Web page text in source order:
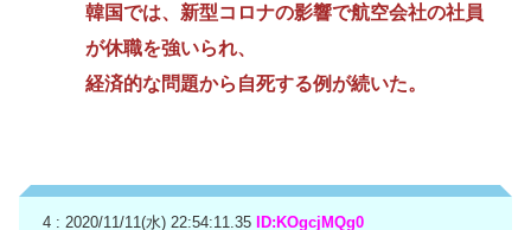
韓国では、新型コロナの影響で航空会社の社員
が休職を強いられ、
経済的な問題から自死する例が続いた。
4 : 2020/11/11(水) 22:54:11.35 ID:KOgcjMQg0